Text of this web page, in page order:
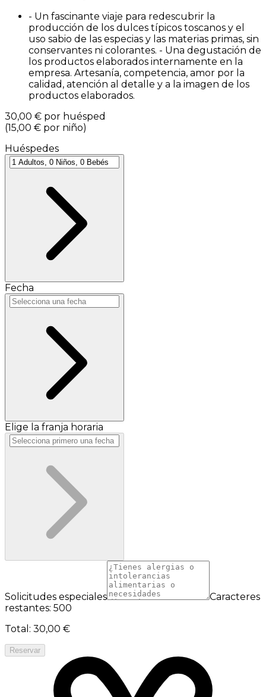
- Un fascinante viaje para redescubrir la
producción de los dulces típicos toscanos y el
uso sabio de las especias y las materias primas, sin
conservantes ni colorantes. - Una degustación de
los productos elaborados internamente en la
empresa. Artesanía, competencia, amor por la
calidad, atención al detalle y a la imagen de los
productos elaborados.
30,00 € por huésped
(15,00 € por niño)
Huéspedes
Fecha
Elige la franja horaria
Solicitudes especiales
Caracteres
restantes: 500
Total : 30,00 €
Reservar